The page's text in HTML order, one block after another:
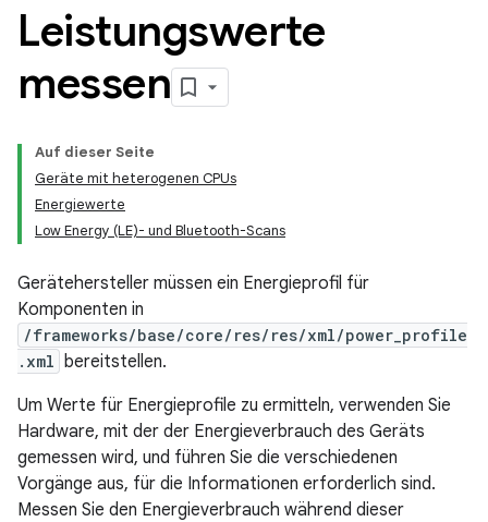
Leistungswerte
messen
Auf dieser Seite
Geräte mit heterogenen CPUs
Energiewerte
Low Energy (LE)- und Bluetooth-Scans
Gerätehersteller müssen ein Energieprofil für
Komponenten in
/frameworks/base/core/res/res/xml/power_profile
.xml bereitstellen.
Um Werte für Energieprofile zu ermitteln, verwenden Sie
Hardware, mit der der Energieverbrauch des Geräts
gemessen wird, und führen Sie die verschiedenen
Vorgänge aus, für die Informationen erforderlich sind.
Messen Sie den Energieverbrauch während dieser